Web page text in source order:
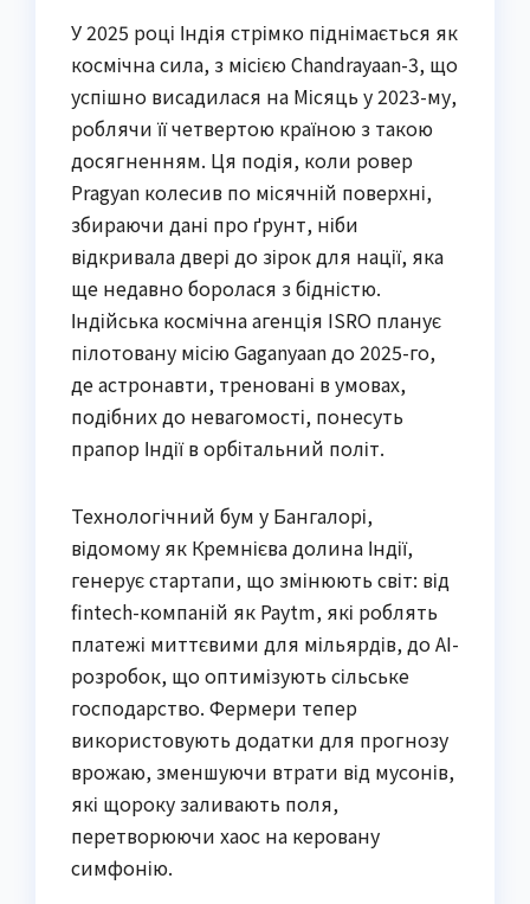
У 2025 році Індія стрімко піднімається як
космічна сила, з місією Chandrayaan-3, що
успішно висадилася на Місяць у 2023-му,
роблячи її четвертою країною з такою
досягненням. Ця подія, коли ровер
Pragyan колесив по місячній поверхні,
збираючи дані про ґрунт, ніби
відкривала двері до зірок для нації, яка
ще недавно боролася з бідністю.
Індійська космічна агенція ISRO планує
пілотовану місію Gaganyaan до 2025-го,
де астронавти, треновані в умовах,
подібних до невагомості, понесуть
прапор Індії в орбітальний політ.
Технологічний бум у Бангалорі,
відомому як Кремнієва долина Індії,
генерує стартапи, що змінюють світ: від
fintech-компаній як Paytm, які роблять
платежі миттєвими для мільярдів, до AI-
розробок, що оптимізують сільське
господарство. Фермери тепер
використовують додатки для прогнозу
врожаю, зменшуючи втрати від мусонів,
які щороку заливають поля,
перетворюючи хаос на керовану
симфонію.